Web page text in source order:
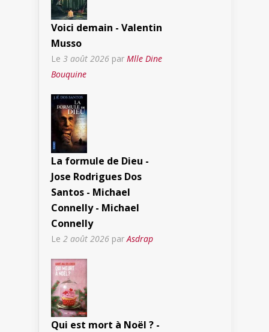
Voici demain - Valentin
Musso
Le 3 août 2026 par Mlle Dine
Bouquine
La formule de Dieu -
Jose Rodrigues Dos
Santos - Michael
Connelly - Michael
Connelly
Le 2 août 2026 parAsdrap
Qui est mort à Noël ? -